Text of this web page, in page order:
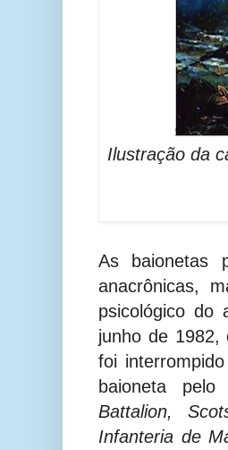
Ilustração da
As baionetas
anacrônicas,
psicológico
junho de 1982,
foi
baioneta
Battalion,
Infanteria de